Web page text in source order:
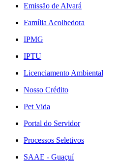
Emissão de Alvará
Família Acolhedora
IPMG
IPTU
Licenciamento Ambiental
Nosso Crédito
Pet Vida
Portal do Servidor
Processos Seletivos
SAAE - Guaçuí